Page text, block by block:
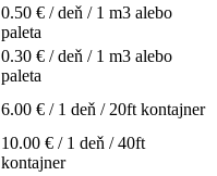
0.50 € / deň / 1 m3 alebo
paleta
0.30 € / deň / 1 m3 alebo
paleta
6.00 € / 1 deň / 20ft kontajner
10.00 € / 1 deň / 40ft
kontajner